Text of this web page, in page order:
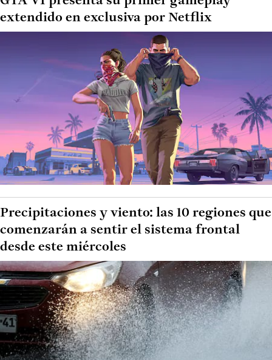
extendido en exclusiva por Netflix
Precipitaciones y viento: las 10 regiones que
comenzarán a sentir el sistema frontal
desde este miércoles